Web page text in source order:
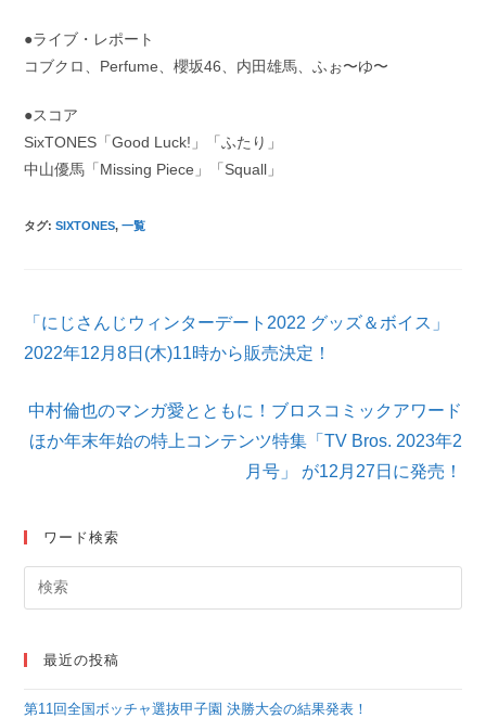
●ライブ・レポート
コブクロ、Perfume、櫻坂46、内田雄馬、ふぉ〜ゆ〜
●スコア
SixTONES「Good Luck!」「ふたり」
中山優馬「Missing Piece」「Squall」
タグ:SIXTONES, 一覧
そ
他
事
を
読
「にじさんじウィンターデート2022 グッズ＆ボイス」
2022年12月8日(木)11時から販売決定！
中村倫也のマンガ愛とともに！ブロスコミックアワード
ほか年末年始の特上コンテンツ特集「TV Bros. 2023年2
月号」 が12月27日に発売！
ワード検索
最近の投稿
第11回全国ボッチャ選抜甲子園 決勝大会の結果発表！